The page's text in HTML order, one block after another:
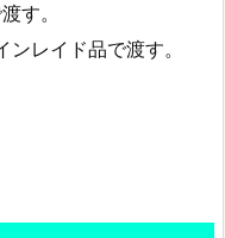
す。
レイド品で渡す。